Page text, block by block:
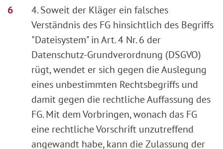
4. Soweit der Kläger ein falsches
Verständnis des FG hinsichtlich des Begriffs
"Dateisystem" in Art. 4 Nr. 6 der
Datenschutz-Grundverordnung (DSGVO)
rügt, wendet er sich gegen die Auslegung
eines unbestimmten Rechtsbegriffs und
damit gegen die rechtliche Auffassung des
FG. Mit dem Vorbringen, wonach das FG
eine rechtliche Vorschrift unzutreffend
angewandt habe, kann die Zulassung der